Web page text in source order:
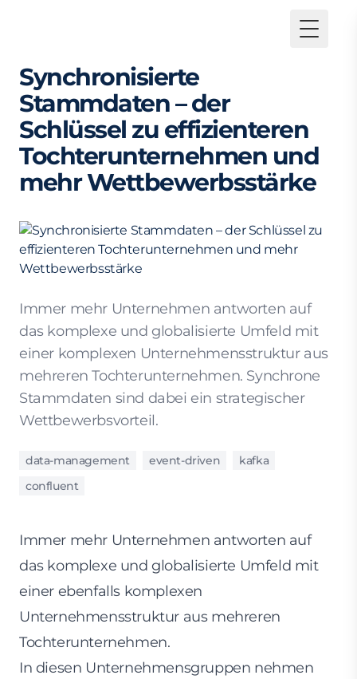
Toggle
Synchronisierte
Stammdaten – der
Schlüssel zu effizienteren
Tochterunternehmen und
mehr Wettbewerbsstärke
Immer mehr Unternehmen antworten auf
das komplexe und globalisierte Umfeld mit
einer komplexen Unternehmensstruktur aus
mehreren Tochterunternehmen. Synchrone
Stammdaten sind dabei ein strategischer
Wettbewerbsvorteil.
data-management event-driven
kafka
confluent
Immer mehr Unternehmen antworten auf
das komplexe und globalisierte Umfeld mit
einer ebenfalls komplexen
Unternehmensstruktur aus mehreren
Tochterunternehmen.
In diesen Unternehmensgruppen nehmen